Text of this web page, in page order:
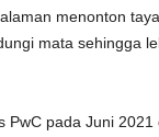
menonton
mata sehingga
PwC pada Juni 2021